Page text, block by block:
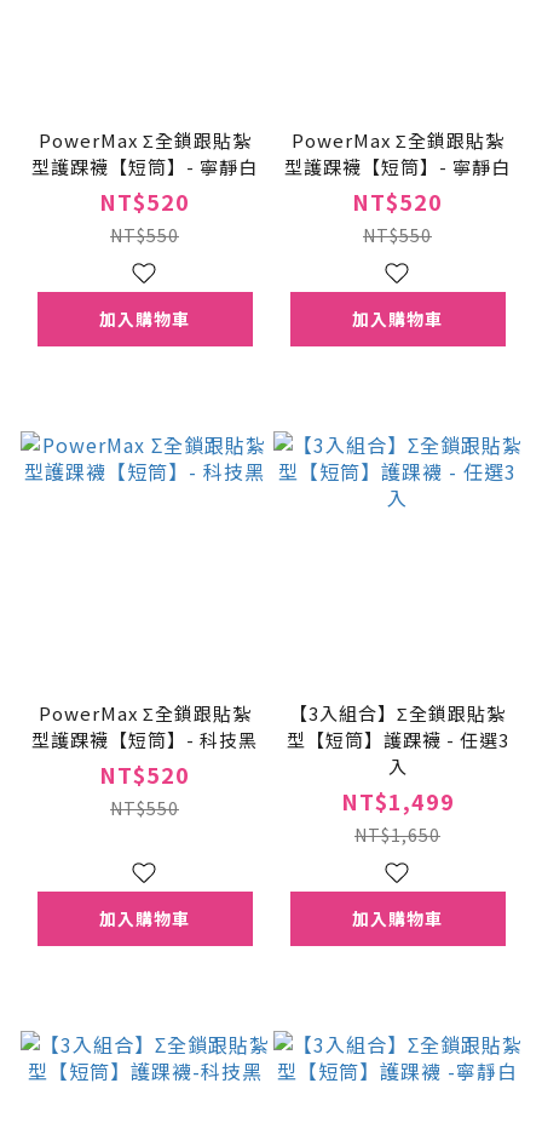
PowerMax Σ全鎖跟貼紮
型護踝襪【短筒】- 寧靜白
NT$520
NT$550
加入購物車
PowerMax Σ全鎖跟貼紮
型護踝襪【短筒】- 寧靜白
NT$520
NT$550
加入購物車
PowerMax Σ全鎖跟貼紮
型護踝襪【短筒】- 科技黑
NT$520
NT$550
加入購物車
【3入組合】Σ全鎖跟貼紮
型【短筒】護踝襪 - 任選3
入
NT$1,499
NT$1,650
加入購物車